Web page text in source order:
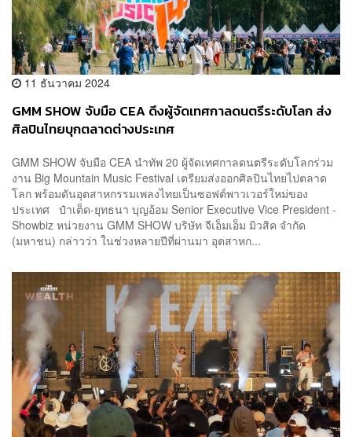
11 ธันวาคม 2024
GMM SHOW จับมือ CEA ดึงผู้จัดเทศกาลดนตรีระดับโลก ส่ง
ศิลปินไทยบุกตลาดต่างประเทศ
GMM SHOW จับมือ CEA นำทัพ 20 ผู้จัดเทศกาลดนตรีระดับโลกร่วม
งาน Big Mountain Music Festival เตรียมส่งออกศิลปินไทยไปตลาด
โลก พร้อมดันอุตสาหกรรมเพลงไทยเป็นซอฟต์พาวเวอร์ใหม่ของ
ประเทศ ป๋าเต็ด-ยุทธนา บุญอ้อม Senior Executive Vice President -
Showbiz หน่วยงาน GMM SHOW บริษัท จีเอ็มเอ็ม มิวสิค จำกัด
(มหาชน) กล่าวว่า ในช่วงหลายปีที่ผ่านมา อุตสาหก...